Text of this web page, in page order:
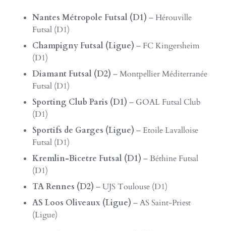
Nantes Métropole Futsal (D1) – Hérouville
Futsal (D1)
Champigny Futsal (Ligue) – FC Kingersheim
(D1)
Diamant Futsal (D2) – Montpellier Méditerranée
Futsal (D1)
Sporting Club Paris (D1) – GOAL Futsal Club
(D1)
Sportifs de Garges (Ligue) – Etoile Lavalloise
Futsal (D1)
Kremlin-Bicetre Futsal (D1) – Béthine Futsal
(D1)
TA Rennes (D2) – UJS Toulouse (D1)
AS Loos Oliveaux (Ligue) – AS Saint-Priest
(Ligue)